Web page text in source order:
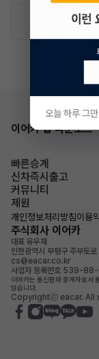
신차 문의
이어카 앱 다운로드
빠른승계
신차즉시출고
커뮤니티
제원
개인정보처리방침이용
주식회사 이어카
대표 유우재
인천광역시 부평구 주부토
cs@eacar.co.kr
사업자 등록번호 539-
이어카는 통신판매 중개자로서
않습니다.
Copyrightⓒ eacar. All
오늘 하루 그